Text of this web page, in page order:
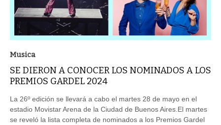
Musica
SE DIERON A CONOCER LOS NOMINADOS A LOS
PREMIOS GARDEL 2024
La 26º edición se llevará a cabo el martes 28 de mayo en el
estadio Movistar Arena de la Ciudad de Buenos Aires.El martes
se reveló la lista completa de nominados a los Premios Gardel